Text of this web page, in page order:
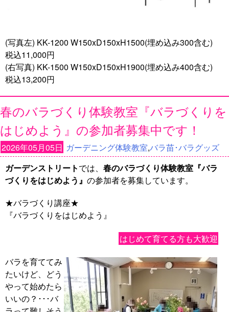
(写真左) KK-1200 W150xD150xH1500(埋め込み300含む)
税込11,000円
(右写真) KK-1500 W150xD150xH1900(埋め込み400含む)
税込13,200円
春のバラづくり体験教室『バラづくりを
はじめよう』の参加者募集中です！
2026年05月05日 ガーデニング体験教室,バラ苗･バラグッズ
ガーデンストリートでは、 春のバラづくり体験教室『バラ
づくりをはじめよう』 の参加者を募集しています。
★バラづくり講座★
『バラづくりをはじめよう』
はじめて育てる方も大歓迎
バラを育ててみ
たいけど、どう
やって始めたら
いいの？･･･バ